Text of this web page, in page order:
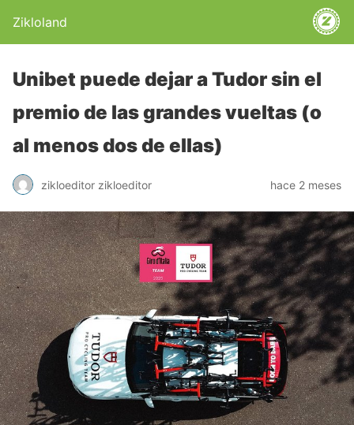
Zikloland
Unibet puede dejar a Tudor sin el
premio de las grandes vueltas (o
al menos dos de ellas)
zikloeditor zikloeditor hace 2 meses